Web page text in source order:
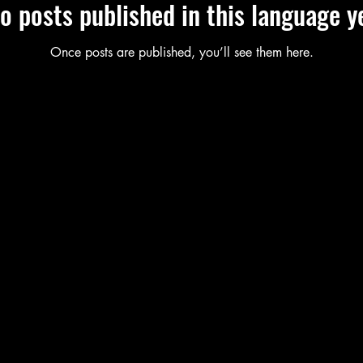
posts published in this language
Once posts are published, you’ll see them here.